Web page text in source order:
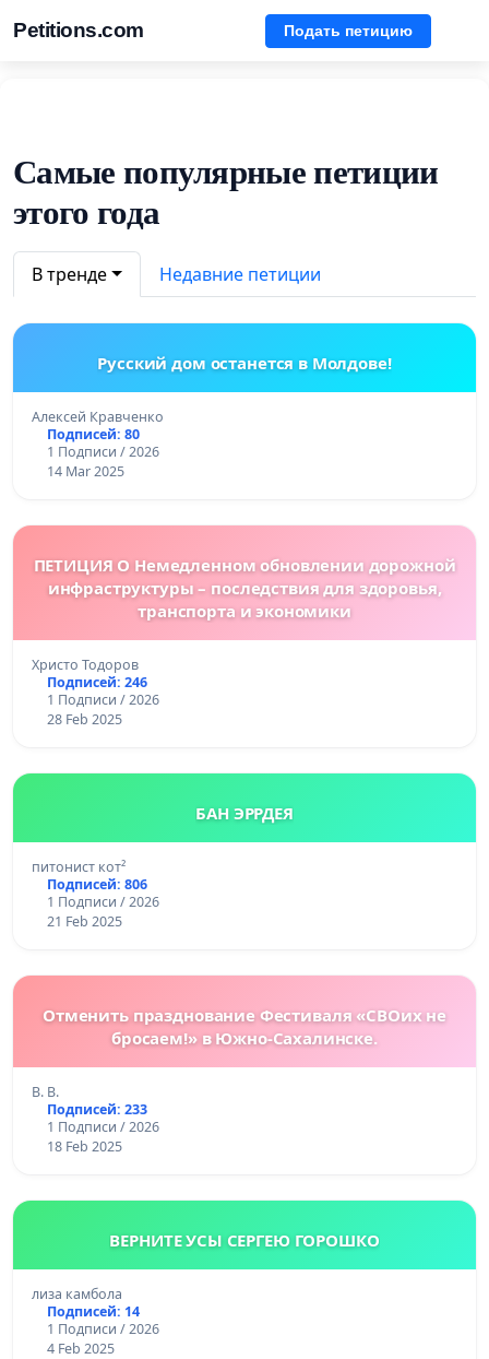
Petitions.com Подать петицию
Самые популярные петиции
этого года
В тренде Недавние петиции
Русский дом останется в Молдове!
Алексей Кравченко
Подписей: 80
1 Подписи / 2026
14 Mar 2025
ПЕТИЦИЯ О Немедленном обновлении дорожной
инфраструктуры – последствия для здоровья,
транспорта и экономики
Христо Тодоров
Подписей: 246
1 Подписи / 2026
28 Feb 2025
БАН ЭРРДЕЯ
питонист кот²
Подписей: 806
1 Подписи / 2026
21 Feb 2025
Отменить празднование Фестиваля «СВОих не
бросаем!» в Южно-Сахалинске.
В. В.
Подписей: 233
1 Подписи / 2026
18 Feb 2025
ВЕРНИТЕ УСЫ СЕРГЕЮ ГОРОШКО
лиза камбола
Подписей: 14
1 Подписи / 2026
4 Feb 2025